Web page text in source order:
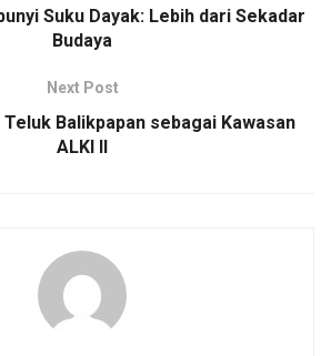
Suku Dayak: Lebih dari Sekadar
Budaya
Next Post
Balikpapan sebagai Kawasan
ALKI II